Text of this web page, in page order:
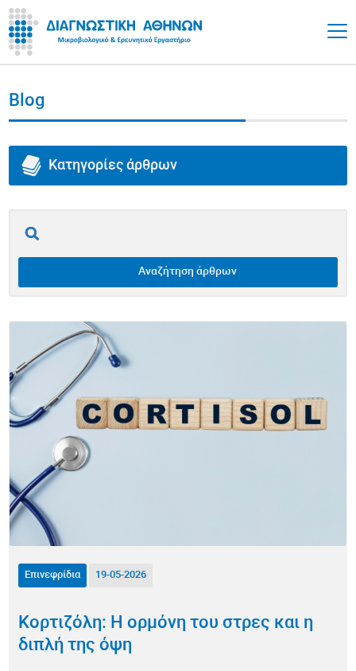
Blog
Κατηγορίες άρθρων
Θυρεοειδής
Υγεία Εντέρου / Γαστρεντερικό
Αυτοάνοσα Νοσήματα
Αλλεργίες
Υγεία Άνδρα
Υγεία Γυναίκας
Διατροφή
Μεταβολισμός / Παχυσαρκία
Δερματολογία
Αναζήτηση άρθρων
Επινεφρίδια 19-05-2026
Κορτιζόλη: Η ορμόνη του στρες και η
διπλή της όψη